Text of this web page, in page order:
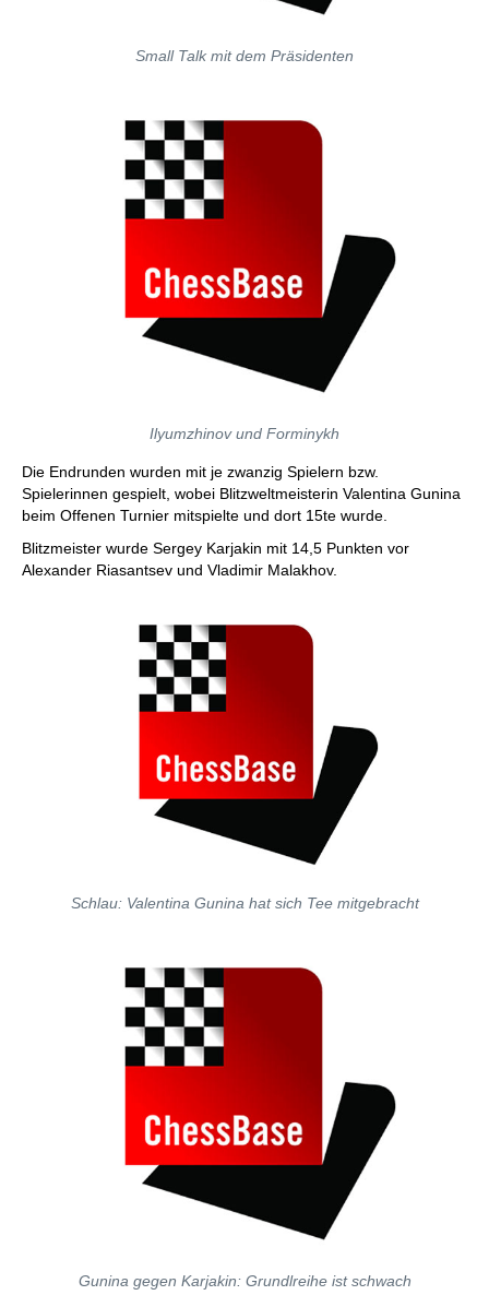
Small Talk mit dem Präsidenten
Ilyumzhinov und Forminykh
Die Endrunden wurden mit je zwanzig Spielern bzw.
Spielerinnen gespielt, wobei Blitzweltmeisterin Valentina Gunina
beim Offenen Turnier mitspielte und dort 15te wurde.
Blitzmeister wurde Sergey Karjakin mit 14,5 Punkten vor
Alexander Riasantsev und Vladimir Malakhov.
Schlau: Valentina Gunina hat sich Tee mitgebracht
Gunina gegen Karjakin: Grundlreihe ist schwach